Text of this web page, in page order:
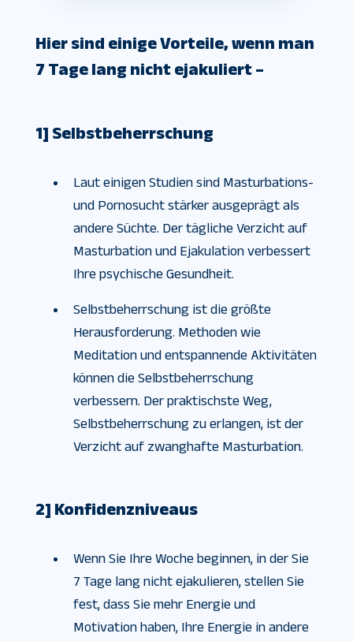
Hier sind einige Vorteile, wenn man
7 Tage lang nicht ejakuliert –
1] Selbstbeherrschung
Laut einigen Studien sind Masturbations-
und Pornosucht stärker ausgeprägt als
andere Süchte. Der tägliche Verzicht auf
Masturbation und Ejakulation verbessert
Ihre psychische Gesundheit.
Selbstbeherrschung ist die größte
Herausforderung. Methoden wie
Meditation und entspannende Aktivitäten
können die Selbstbeherrschung
verbessern. Der praktischste Weg,
Selbstbeherrschung zu erlangen, ist der
Verzicht auf zwanghafte Masturbation.
2] Konfidenzniveaus
Wenn Sie Ihre Woche beginnen, in der Sie
7 Tage lang nicht ejakulieren, stellen Sie
fest, dass Sie mehr Energie und
Motivation haben, Ihre Energie in andere